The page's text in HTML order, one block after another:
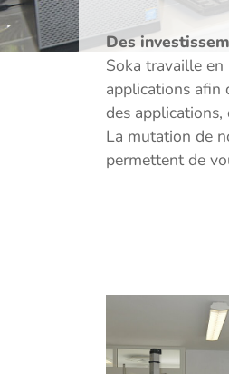
Des
Soka travaille
applications afin
des
La mutation de
permettent de